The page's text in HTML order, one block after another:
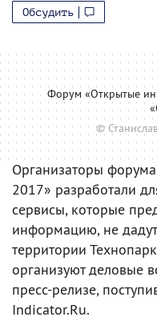
Обсудить
Форум «Открытые
©
Организаторы
2017» разработали
сервисы, которые
информацию, не
территории
организуют деловые
пресс-релизе,
Indicator.Ru.